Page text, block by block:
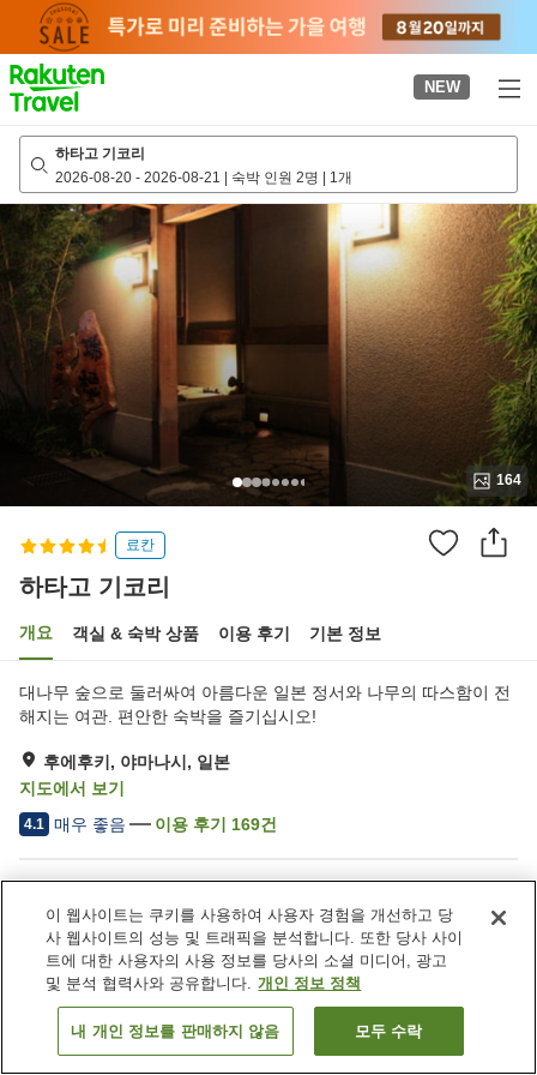
page
NEW
하타고 기코리
2026-08-20 - 2026-08-21 | 숙박 인원 2명 | 1개
164
료칸
하타고 기코리
개요 객실 & 숙박 상품 이용 후기 기본 정보
대나무 숲으로 둘러싸여 아름다운 일본 정서와 나무의 따스함이 전
해지는 여관. 편안한 숙박을 즐기십시오!
후에후키, 야마나시, 일본
지도에서 보기
4.1 매우 좋음 이용 후기 169건
주차장
사우나
스파 / 미용실
프라이빗 다이닝
객실 보기
이 웹사이트는 쿠키를 사용하여 사용자 경험을 개선하고 당
사 웹사이트의 성능 및 트래픽을 분석합니다. 또한 당사 사이
트에 대한 사용자의 사용 정보를 당사의 소셜 미디어, 광고
및 분석 협력사와 공유합니다. 개인 정보 정책
내 개인 정보를 판매하지 않음 모두 수락